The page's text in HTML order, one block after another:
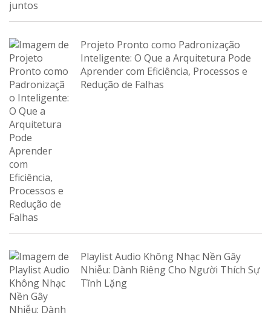
Projeto Pronto como Padronização
Inteligente: O Que a Arquitetura Pode
Aprender com Eficiência, Processos e
Redução de Falhas
Playlist Audio Không Nhạc Nền Gây
Nhiễu: Dành Riêng Cho Người Thích Sự
Tĩnh Lặng